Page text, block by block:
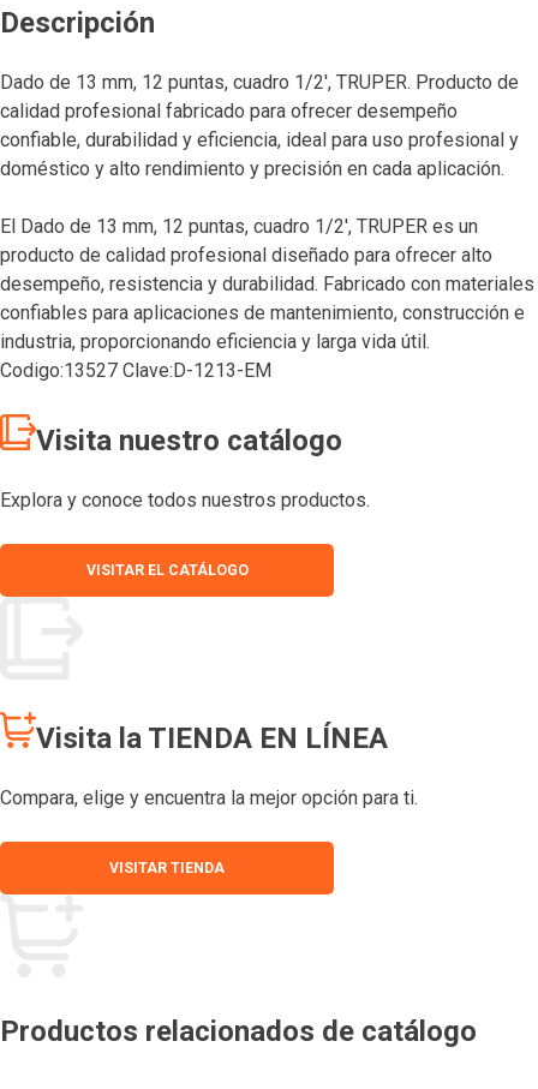
Descripción
Dado de 13 mm, 12 puntas, cuadro 1/2′, TRUPER. Producto de
calidad profesional fabricado para ofrecer desempeño
confiable, durabilidad y eficiencia, ideal para uso profesional y
doméstico y alto rendimiento y precisión en cada aplicación.
El Dado de 13 mm, 12 puntas, cuadro 1/2′, TRUPER es un
producto de calidad profesional diseñado para ofrecer alto
desempeño, resistencia y durabilidad. Fabricado con materiales
confiables para aplicaciones de mantenimiento, construcción e
industria, proporcionando eficiencia y larga vida útil.
Codigo:13527 Clave:D-1213-EM
Visita nuestro catálogo
Explora y conoce todos nuestros productos.
VISITAR EL CATÁLOGO
Visita la TIENDA EN LÍNEA
Compara, elige y encuentra la mejor opción para ti.
VISITAR TIENDA
Productos relacionados de catálogo